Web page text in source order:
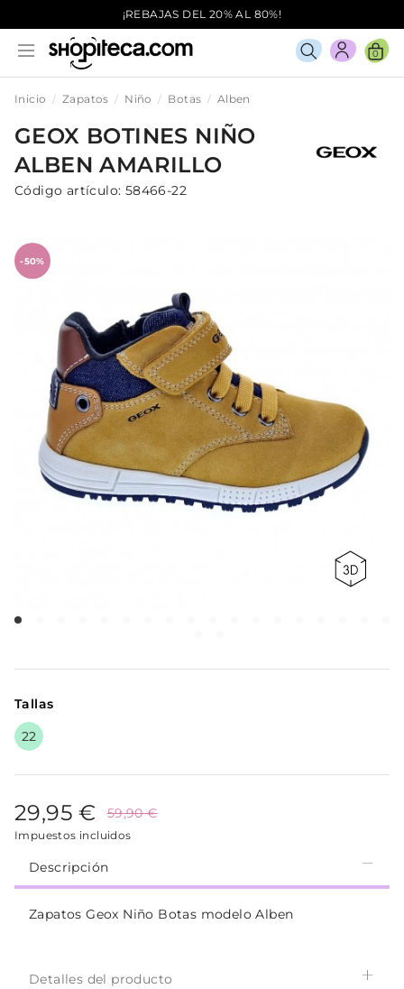
¡REBAJAS DEL 20% AL 80%!
0
Inicio Zapatos Niño Botas Alben
GEOX BOTINES NIÑO
ALBENAMARILLO
Código artículo: 58466-22
-50%
Tallas
22
29,95 € 59,90 €
Impuestos incluidos
Descripción
Zapatos Geox Niño Botas modelo Alben
Detalles del producto